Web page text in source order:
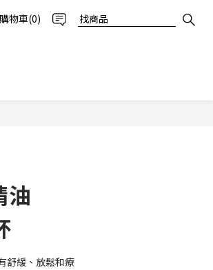
購物車(0)
油
舒緩、放鬆和療